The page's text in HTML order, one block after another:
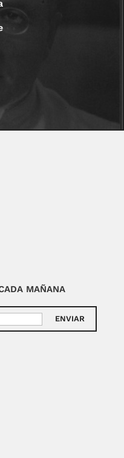
MAÑANA
ENVIAR